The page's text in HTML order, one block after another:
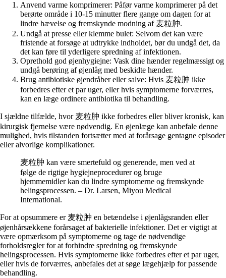
Anvend varme komprimerer: Påfør varme komprimerer på det
berørte område i 10-15 minutter flere gange om dagen for at
lindre hævelse og fremskynde modning af 麦粒肿.
Undgå at presse eller klemme bulet: Selvom det kan være
fristende at forsøge at udtrykke indholdet, bør du undgå det, da
det kan føre til yderligere spredning af infektionen.
Oprethold god øjenhygiejne: Vask dine hænder regelmæssigt og
undgå berøring af øjenlåg med beskidte hænder.
Brug antibiotiske øjendråber eller salve: Hvis 麦粒肿 ikke
forbedres efter et par uger, eller hvis symptomerne forværres,
kan en læge ordinere antibiotika til behandling.
I sjældne tilfælde, hvor 麦粒肿 ikke forbedres eller bliver kronisk, kan
kirurgisk fjernelse være nødvendig. En øjenlæge kan anbefale denne
mulighed, hvis tilstanden fortsætter med at forårsage gentagne episoder
eller alvorlige komplikationer.
麦粒肿 kan være smertefuld og generende, men ved at
følge de rigtige hygiejneprocedurer og bruge
hjemmemidler kan du lindre symptomerne og fremskynde
helingsprocessen. – Dr. Larsen, Miyou Medical
International.
For at opsummere er 麦粒肿 en betændelse i øjenlågsranden eller
øjenhårsækkene forårsaget af bakterielle infektioner. Det er vigtigt at
være opmærksom på symptomerne og tage de nødvendige
forholdsregler for at forhindre spredning og fremskynde
helingsprocessen. Hvis symptomerne ikke forbedres efter et par uger,
eller hvis de forværres, anbefales det at søge lægehjælp for passende
behandling.